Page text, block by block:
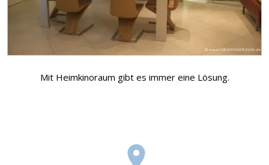
Mit Heimkinoraum gibt es immer eine Lösung.